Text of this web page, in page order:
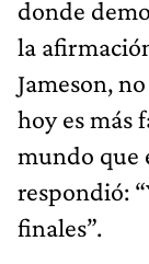
donde
la
Jameson,
hoy es más
mundo que
respondió:
finales”.